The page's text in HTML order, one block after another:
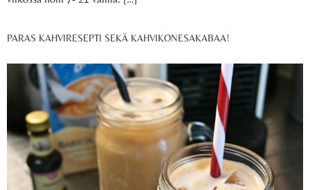
PARAS KAHVIRESEPTI SEKÄ KAHVIKONESAKABAA!